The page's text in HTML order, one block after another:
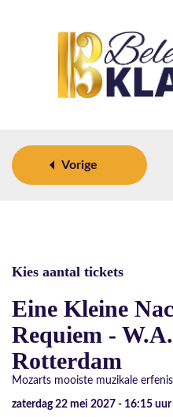
Vorige
Kies aantal tickets
Eine Kleine
Requiem -
Rotterdam
Mozarts mooiste muzikale erfenis
zaterdag 22 mei 2027 - 16:15 uur